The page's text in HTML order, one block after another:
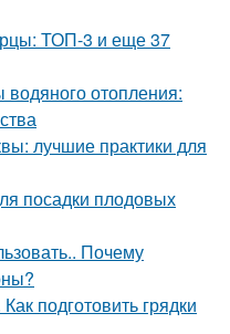
ТОП-3 и еще 37
отопления:
лучшие практики для
посадки плодовых
Почему
подготовить грядки